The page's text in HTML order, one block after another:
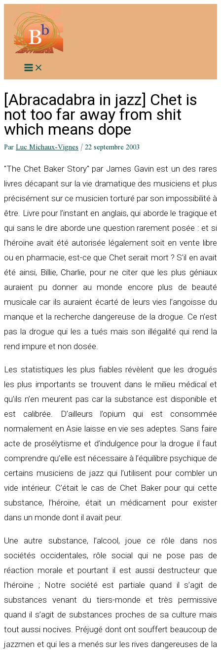
contenu
[Abracadabra in jazz] Chet is
not too far away from shit
which means dope
ParLuc Michaux-Vignes/22 septembre 2003
"The Chet Baker Story" par James Gavin est un des rares
livres décapant sur la vie dramatique des musiciens et plus
précisément sur ce musicien torturé par son impossibilité à
être. Livre pour l’instant en anglais, qui aborde le tragique et
qui sans le dire aborde une question rarement posée : et si
l’héroïne avait été autorisée légalement soit en vente libre
ou en pharmacie, est-ce que Chet serait mort ? S'il en avait
été ainsi, Billie, Charlie, pour ne citer que les plus géniaux
auraient pu donner au monde encore plus de beauté
musicale car ils auraient écarté de leurs vies l’angoisse du
manque et la recherche dangereuse de la drogue. Ce n’est
pas la drogue qui les a tués mais son illégalité qui rend la
rend impure et non dosée.
Les statistiques les plus fiables révèlent que les drogués
les plus importants se trouvent dans le milieu médical et
qu’ils n’en meurent pas car la substance est disponible et
est calibrée. D’ailleurs l’opium qui est consommée
normalement en Asie laisse en vie ses adeptes. Sans faire
acte de prosélytisme et d’indulgence pour la drogue il faut
comprendre qu’elle est nécessaire à l’équilibre psychique de
certains musiciens de jazz qui l’utilisent pour combler un
vide intérieur. C’était le cas de Chet Baker pour qui cette
substance, l’héroïne, était un médicament pour exister
dans un monde dont il avait peur.
Une autre substance, l’alcool, joue ce rôle dans nos
sociétés occidentales, rôle social qui ne pose pas de
réaction morale et pourtant il est aussi destructeur que
l’héroïne ; Notre société est partiale quand il s’agit de
substances venant du tiers-monde et très permissive
quand il s’agit de substances proches de sa culture mais
tout aussi nocives. Préjugé dont ont souffert beaucoup de
jazzmen et qui les a menés sur les rives dangereuses de la